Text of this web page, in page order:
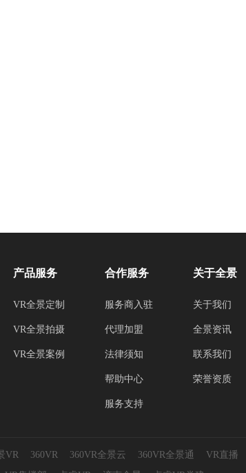
产品服务
VR全景定制
VR全景拍摄
VR全景案例
合作服务
服务商入驻
代理加盟
法律须知
帮助中心
服务支持
关于全景
关于我们
全景资讯
联系我们
荣誉资质
VR 360VR 360VR全景云 360VR全景通 VR直播